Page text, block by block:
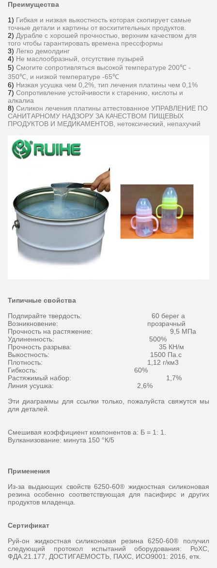
Преимущества
1) Гибкая и низкая выкостность которая скопирует самые
точные детали и картины от восхитительных продуктов.
2) Дурабле с хорошей прочностью, верхним качеством для
того чтобы гарантировать времена прессформы
3) Легко демолдинг
4) Не маслообразный, отсутствие пузырей
5) Смогите сопротивляться высокой температуре 200℃ -
350℃, и низкой температуре -65℃
6) Низкая усушка чем 0,2%, тип лечения платины чем 0,1%
7) Сопротивление устойчивости к старению, кислоты и
алкалиа
8) Силикон лечения платины аттестованное УПРАВЛЕНИЕ ПО
САНИТАРНОМУ НАДЗОРУ ЗА КАЧЕСТВОМ ПИЩЕВЫХ
ПРОДУКТОВ И МЕДИКАМЕНТОВ, нетоксический, непахучий
Типичные свойства
Подпирайте твердость: 60 берег а
Возникновение: прозрачный
Прочность на растяжение: 9,5 МПа
Удлиненность: 500%
Прочность разрыва: 35 КН/м
Выкостность: 1500 Па.с
Плотность: 1,12 г/км3
Гибкость: 60%
Растяжимый набор: 1,7%
Линия усушка: 2,6%
Эти диаграммы для ссылки только, пожалуйста свяжутся мы
для деталей.
Смешивая коэффициент компонентов а: Б = 1: 1.
Вулканизование: минута 150 °К/5
Применения
Из-за выдающих свойств 6250-60® жидкостная силиконовая
резина особенно соответствующая для пасифирс и других
продуктов младенца.
Сертификат
Руй-он жидкостная силиконовая резина 6250-60® получил
следующий протокол испытаний оборудования: РоХС,
ФДА.21.177, ДОСТИГАЕМОСТЬ, ПАХС, ИСО9001: 2016, етк.